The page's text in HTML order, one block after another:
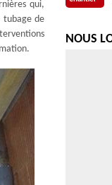
qui,
tubage de
NOUS